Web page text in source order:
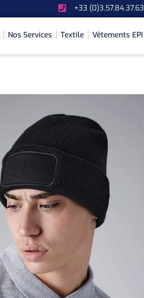
+33 (0)3.57.84.37.63
Nos Services Textile Vêtements EPI